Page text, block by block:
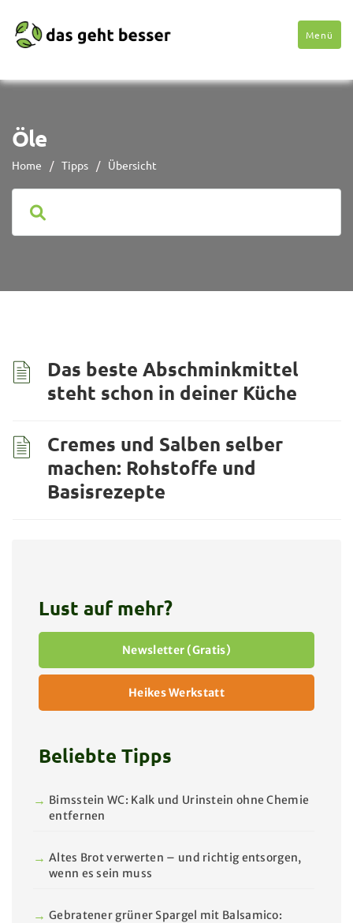
Menü
Öle
Home / Tipps / Übersicht
Das beste Abschminkmittel
steht schon in deiner Küche
Cremes und Salben selber
machen: Rohstoffe und
Basisrezepte
Lust auf mehr?
Newsletter (Gratis)
Heikes Werkstatt
Beliebte Tipps
Bimsstein WC: Kalk und Urinstein ohne Chemie
entfernen
Altes Brot verwerten – und richtig entsorgen,
wenn es sein muss
Gebratener grüner Spargel mit Balsamico: